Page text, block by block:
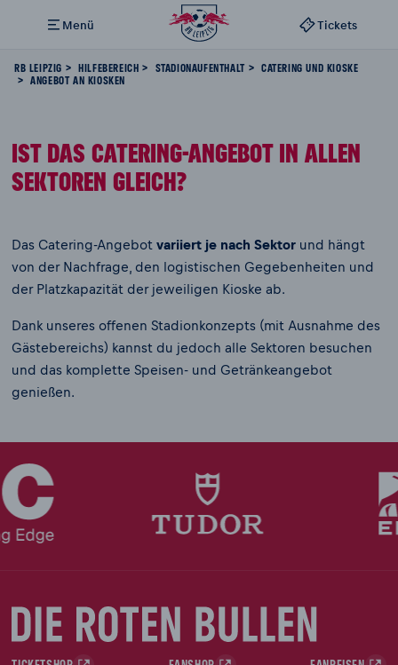
Menü Tickets
RB LEIPZIG HILFEBEREICH STADIONAUFENTHALT
CATERING UND KIOSKE
ANGEBOT AN KIOSKEN
IST DAS CATERING-ANGEBOT IN ALLEN
SEKTOREN GLEICH?
Das Catering-Angebotvariiert je nach Sektor und hängt
von der Nachfrage, den logistischen Gegebenheiten und
der Platzkapazität der jeweiligen Kioske ab.
Dank unseres offenen Stadionkonzepts (mit Ausnahme des
Gästebereichs) kannst du jedoch alle Sektoren besuchen
und das komplette Speisen- und Getränkeangebot
genießen.